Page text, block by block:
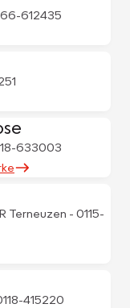
612435
633003
Terneuzen - 0115-
415220